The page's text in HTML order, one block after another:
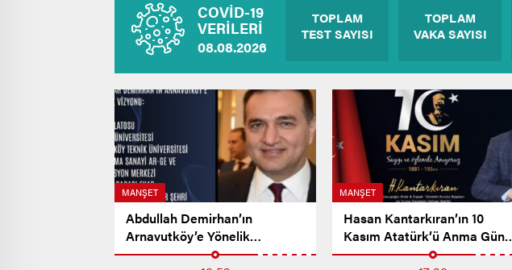
COVİD-19
VERİLERİ
08.08.2026
TOPLAM
TEST SAYISI
TOPLAM
VAKA SAYISI
MANŞET
Abdullah Demirhan’ın
Arnavutköy’e Yönelik
Vizyonu…
MANŞET
Hasan Kantarkıran’ın 10
Kasım Atatürk’ü Anma Günü
Mesajı